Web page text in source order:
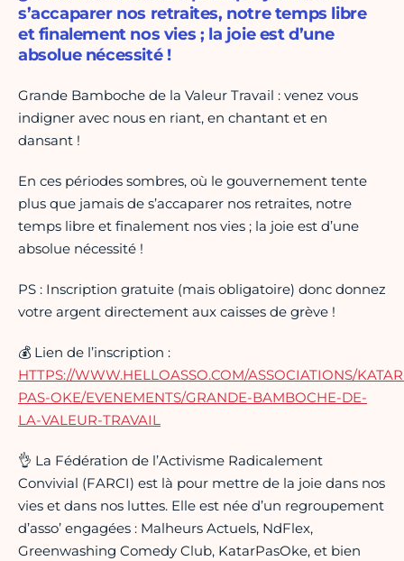
s’accaparer nos retraites, notre temps libre
et finalement nos vies ; la joie est d’une
absolue nécessité !
Grande Bamboche de la Valeur Travail : venez vous
indigner avec nous en riant, en chantant et en
dansant !
En ces périodes sombres, où le gouvernement tente
plus que jamais de s’accaparer nos retraites, notre
temps libre et finalement nos vies ; la joie est d’une
absolue nécessité !
PS : Inscription gratuite (mais obligatoire) donc donnez
votre argent directement aux caisses de grève !
💰 Lien de l’inscription :
HTTPS://WWW.HELLOASSO.COM/ASSOCIATIONS/
PAS-OKE/EVENEMENTS/GRANDE-BAMBOCHE-DE-
LA-VALEUR-TRAVAIL
👌 La Fédération de l’Activisme Radicalement
Convivial (FARCI) est là pour mettre de la joie dans nos
vies et dans nos luttes. Elle est née d’un regroupement
d’asso’ engagées : Malheurs Actuels, NdFlex,
Greenwashing Comedy Club, KatarPasOke, et bien